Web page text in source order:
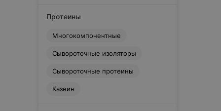
Olimp
RPS Nutrition
Strimex
Протеины
Многокомпонентные
Сывороточные изоляторы
Сывороточные протеины
Казеин